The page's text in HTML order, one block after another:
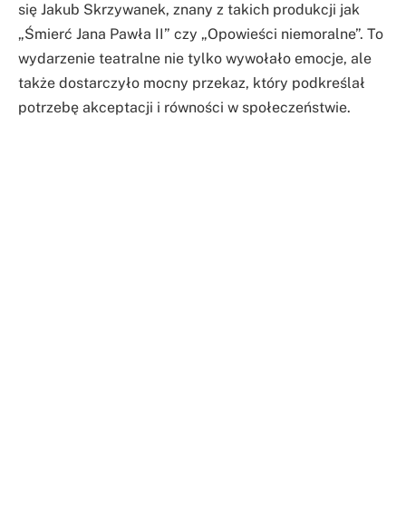
się Jakub Skrzywanek, znany z takich produkcji jak
„Śmierć Jana Pawła II” czy „Opowieści niemoralne”. To
wydarzenie teatralne nie tylko wywołało emocje, ale
także dostarczyło mocny przekaz, który podkreślał
potrzebę akceptacji i równości w społeczeństwie.